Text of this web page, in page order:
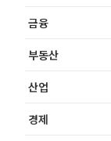
금융
부동산
산업
경제